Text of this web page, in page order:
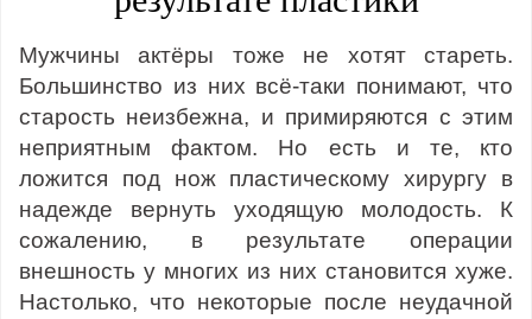
Мужчины актёры тоже не хотят стареть.
Большинство из них всё-таки понимают, что
старость неизбежна, и примиряются с этим
неприятным фактом. Но есть и те, кто
ложится под нож пластическому хирургу в
надежде вернуть уходящую молодость. К
сожалению, в результате операции
внешность у многих из них становится хуже.
Настолько, что некоторые после неудачной